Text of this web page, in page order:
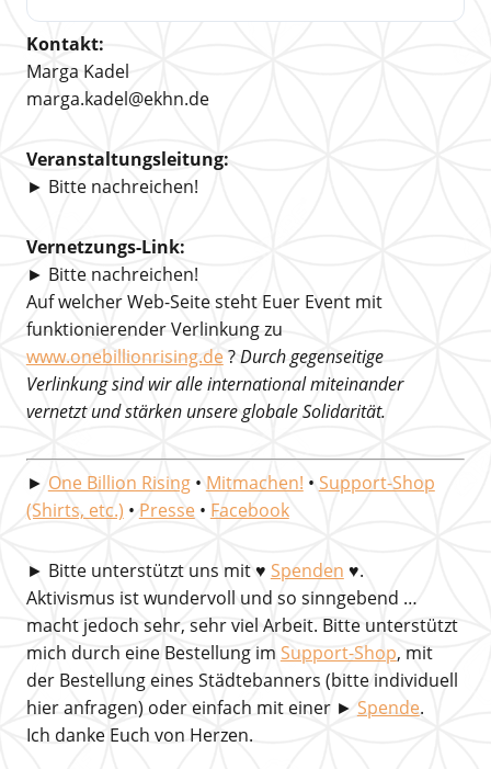
Kontakt:
Marga Kadel
marga.kadel@ekhn.de
Veranstaltungsleitung:
► Bitte nachreichen!
Vernetzungs-Link:
► Bitte nachreichen!
Auf welcher Web-Seite steht Euer Event mit
funktionierender Verlinkung zu
www.onebillionrising.de ?Durch gegenseitige
Verlinkung sind wir alle international miteinander
vernetzt und stärken unsere globale Solidarität.
► One Billion Rising• Mitmachen! • Support-Shop
(Shirts, etc.) • Presse • Facebook
► Bitte unterstützt uns mit♥ Spenden ♥.
Aktivismus ist wundervoll und so sinngebend …
macht jedoch sehr, sehr viel Arbeit. Bitte unterstützt
mich durch eine Bestellung im Support-Shop, mit
der Bestellung eines Städtebanners (bitte individuell
hier anfragen) oder einfach mit einer ► Spende.
Ich danke Euch von Herzen.